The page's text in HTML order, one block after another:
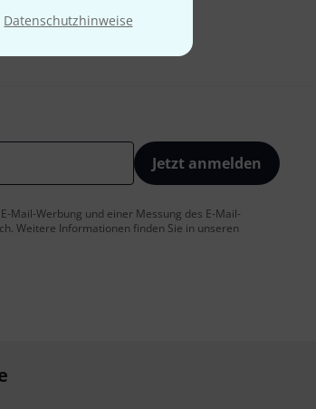
Datenschutzhinweise
Jetzt anmelden
Mail-Werbung und einer Messung des E-Mail-
Weitere Informationen finden Sie in unseren